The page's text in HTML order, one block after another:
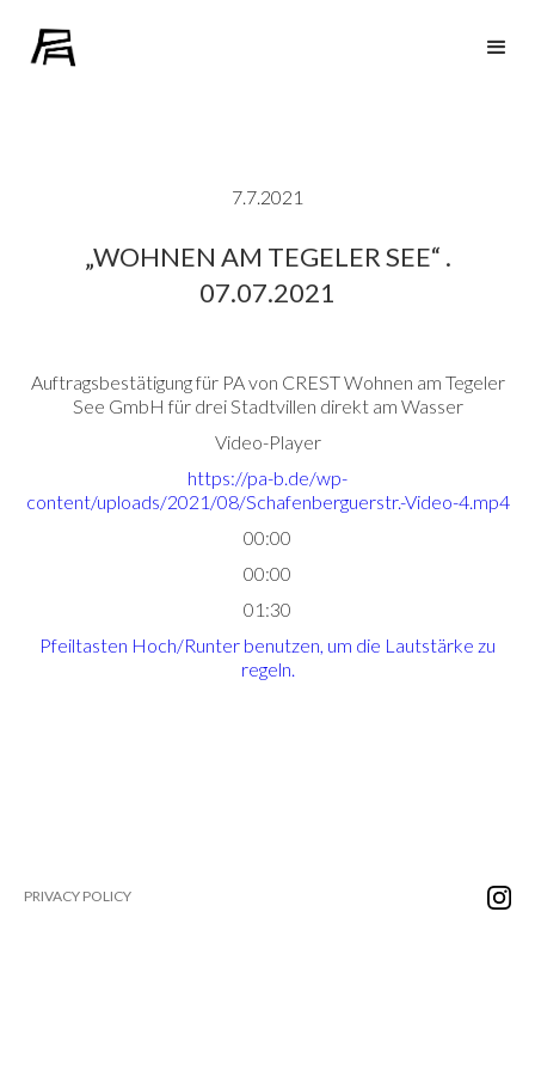
7.7.2021
„WOHNEN AM TEGELER SEE“ .
07.07.2021
Auftragsbestätigung für PA von CREST Wohnen am Tegeler
See GmbH für drei Stadtvillen direkt am Wasser
Video-Player
https://pa-b.de/wp-
content/uploads/2021/08/Schafenberguerstr.-Video-4.mp4
00:00
00:00
01:30
Pfeiltasten Hoch/Runter benutzen, um die Lautstärke zu
regeln.
PRIVACY POLICY